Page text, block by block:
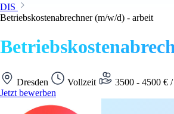
DIS
Betriebskostenabrechner (m/w/d) - arbeit
Dresden Vollzeit 3500 - 4500 €
Jetzt bewerben